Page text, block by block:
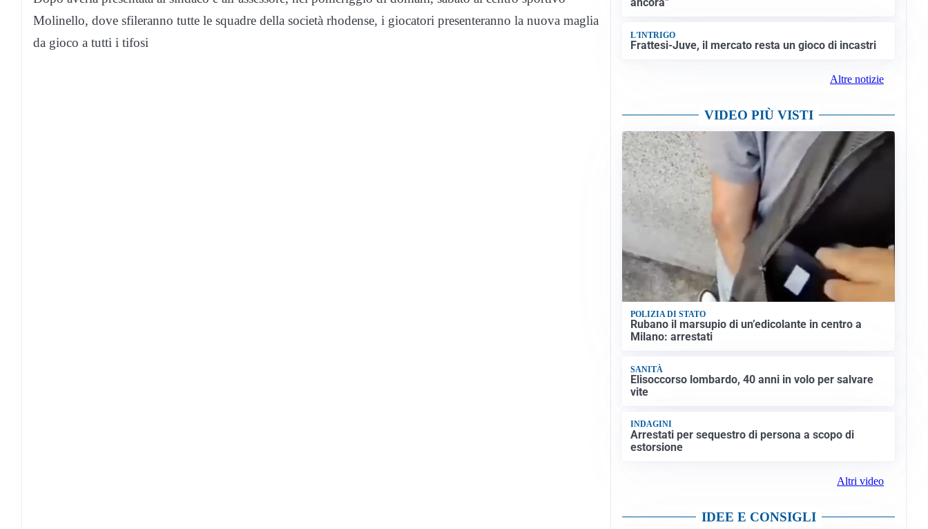
Molinello, dove sfileranno tutte le squadre della società rhodense, i giocatori presenteranno la nuova maglia
da gioco a tutti i tifosi
L'INTRIGO
Frattesi-Juve, il mercato resta un gioco di incastri
Altre notizie
VIDEO PIÙ VISTI
POLIZIA DI STATO
Rubano il marsupio di un’edicolante in centro a
Milano: arrestati
SANITÀ
Elisoccorso lombardo, 40 anni in volo per salvare
vite
INDAGINI
Arrestati per sequestro di persona a scopo di
estorsione
Altri video
IDEE E CONSIGLI